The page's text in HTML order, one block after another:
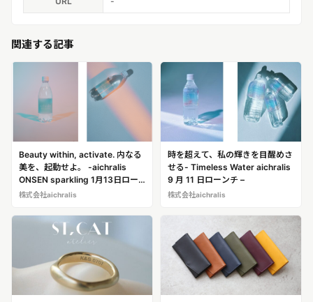
関連する記事
Beauty within, activate. 内なる
美を、起動せよ。 -aichralis
ONSEN sparkling 1月13日ロー
ンチ –
株式会社aichralis
時を超えて、私の輝きを目醒めさ
せる- Timeless Water aichralis
9 月 11 日ローンチ –
株式会社aichralis